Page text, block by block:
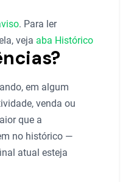
. Para ler
veja aba Histórico
em algum
venda ou
que a
no histórico —
atual esteja